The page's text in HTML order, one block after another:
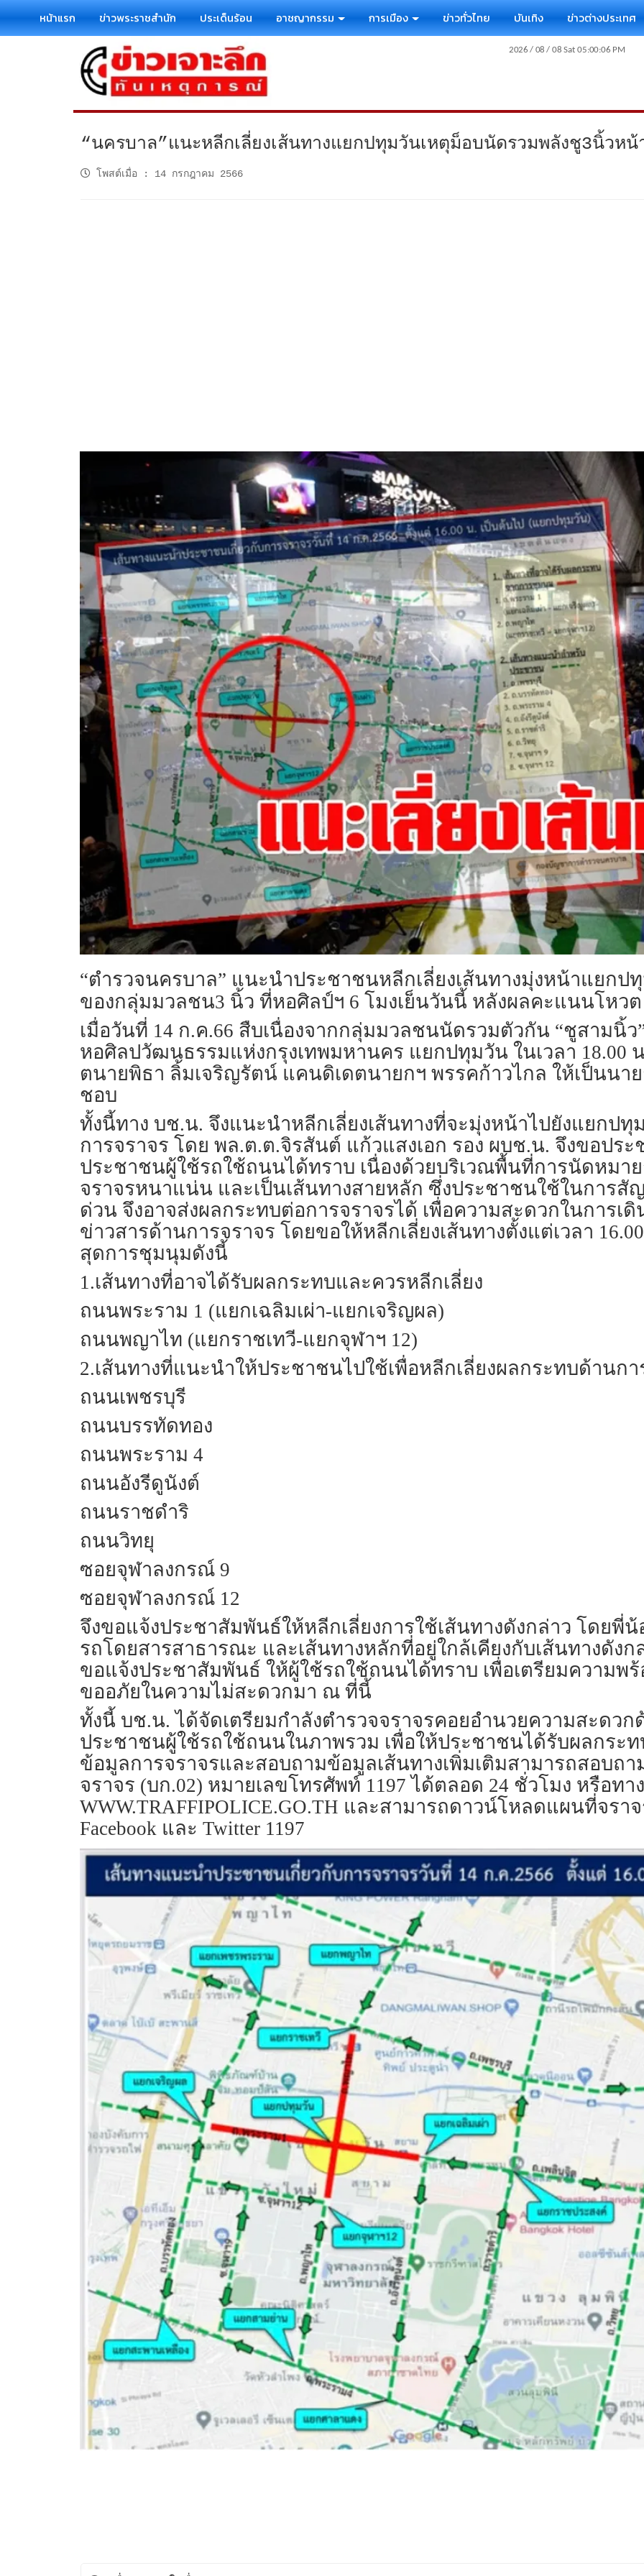
หน้าแรก ข่าวพระราชสำนัก ประเด็นร้อน อาชญากรรม การเมือง ข่าวทั่วไทย บันเทิง ข่าวต่างประเทศ
“นครบาล”แนะหลีกเลี่ยงเส้นทางแยกปทุมวันเหตุม็อบนัดรวมพลังชู3นิ้วห
โพสต์เมื่อ : 14 กรกฎาคม 2566
“ตำรวจนครบาล” แนะนำประชาชนหลีกเลี่ยงเส้นทางมุ่งหน้าแยกป
ของกลุ่มมวลชน3 นิ้ว ที่หอศิลป์ฯ 6 โมงเย็นวันนี้ หลังผลคะแนนโหว
เมื่อวันที่ 14 ก.ค.66 สืบเนื่องจากกลุ่มมวลชนนัดรวมตัวกัน “ชูสามนิ้ว
หอศิลปวัฒนธรรมแห่งกรุงเทพมหานคร แยกปทุมวัน ในเวลา 18.00
ตนายพิธา ลิ้มเจริญรัตน์ แคนดิเดตนายกฯ พรรคก้าวไกล ให้เป็นนา
ชอบ
ทั้งนี้ทาง บช.น. จึงแนะนำหลีกเลี่ยงเส้นทางที่จะมุ่งหน้าไปยังแยกป
การจราจร โดย พล.ต.ต.จิรสันต์ แก้วแสงเอก รอง ผบช.น. จึงขอปร
ประชาชนผู้ใช้รถใช้ถนนได้ทราบ เนื่องด้วยบริเวณพื้นที่การนัดหมา
จราจรหนาแน่น และเป็นเส้นทางสายหลัก ซึ่งประชาชนใช้ในการสัญ
ด่วน จึงอาจส่งผลกระทบต่อการจราจรได้ เพื่อความสะดวกในการเ
ข่าวสารด้านการจราจร โดยขอให้หลีกเลี่ยงเส้นทางตั้งแต่เวลา
สุดการชุมนุมดังนี้
1.เส้นทางที่อาจได้รับผลกระทบและควรหลีกเลี่ยง
ถนนพระราม 1 (แยกเฉลิมเผ่า-แยกเจริญผล)
ถนนพญาไท (แยกราชเทวี-แยกจุฬาฯ 12)
2.เส้นทางที่แนะนำให้ประชาชนไปใช้เพื่อหลีกเลี่ยงผลกระทบด้านกา
ถนนเพชรบุรี
ถนนบรรทัดทอง
ถนนพระราม 4
ถนนอังรีดูนังต์
ถนนราชดำริ
ถนนวิทยุ
ซอยจุฬาลงกรณ์ 9
ซอยจุฬาลงกรณ์ 12
จึงขอแจ้งประชาสัมพันธ์ให้หลีกเลี่ยงการใช้เส้นทางดังกล่าว โดยพี่
รถโดยสารสาธารณะ และเส้นทางหลักที่อยู่ใกล้เคียงกับเส้นทางดังก
ขอแจ้งประชาสัมพันธ์ ให้ผู้ใช้รถใช้ถนนได้ทราบ เพื่อเตรียมความพ
ขออภัยในความไม่สะดวกมา ณ ที่นี้
ทั้งนี้ บช.น. ได้จัดเตรียมกำลังตำรวจจราจรคอยอำนวยความสะดว
ประชาชนผู้ใช้รถใช้ถนนในภาพรวม เพื่อให้ประชาชนได้รับผลกระ
ข้อมูลการจราจรและสอบถามข้อมูลเส้นทางเพิ่มเติมสามารถสอบถ
จราจร (บก.02) หมายเลขโทรศัพท์ 1197 ได้ตลอด 24 ชั่วโมง หรือทา
WWW.TRAFFIPOLICE.GO.TH และสามารถดาวน์โหลดแผนที่จรา
Facebook และ Twitter 1197